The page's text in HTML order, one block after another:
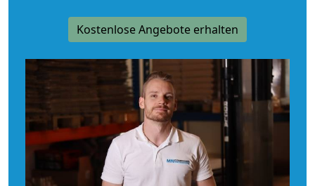
Kostenlose Angebote erhalten